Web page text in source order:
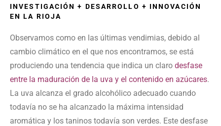
INVESTIGACIÓN + DESARROLLO + INNOVACIÓN
EN LA RIOJA
Observamos como en las últimas vendimias, debido al
cambio climático en el que nos encontramos, se está
produciendo una tendencia que indica un claro desfase
entre la maduración de la uva y el contenido en azúcares.
La uva alcanza el grado alcohólico adecuado cuando
todavía no se ha alcanzado la máxima intensidad
aromática y los taninos todavía son verdes. Este desfase